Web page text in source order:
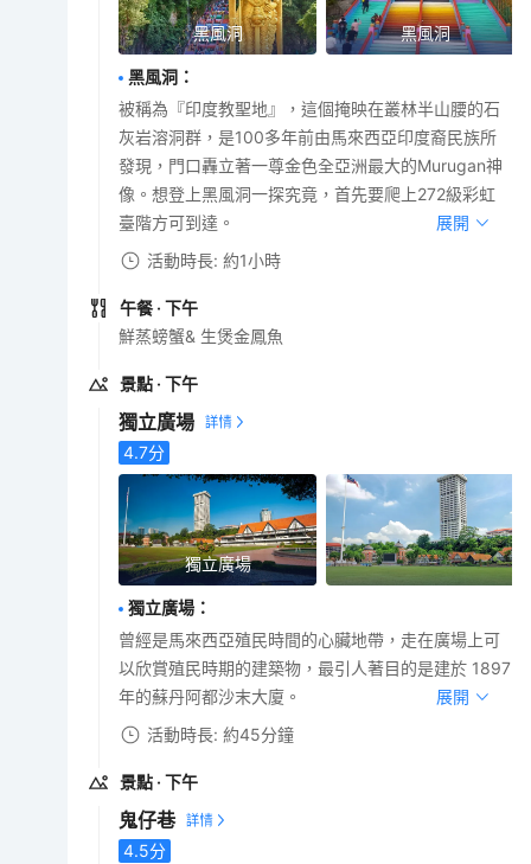
黑風洞 黑風洞
黑風洞 ：
被稱為『印度教聖地』，這個掩映在叢林半山腰的石
灰岩溶洞群，是100多年前由馬來西亞印度裔民族所
發現，門口轟立著一尊金色全亞洲最大的Murugan神
像。想登上黑風洞一探究竟，首先要爬上272級彩虹
臺階方可到達。
展開
活動時長: 約1小時
午餐 · 下午
鮮蒸螃蟹& 生煲金鳳魚
景點 · 下午
獨立廣場
4.7分
獨立廣場
獨立廣場 ：
曾經是馬來西亞殖民時間的心臟地帶，走在廣場上可
以欣賞殖民時期的建築物，最引人著目的是建於 1897
年的蘇丹阿都沙末大廈。
展開
活動時長: 約45分鐘
景點 · 下午
鬼仔巷
4.5分